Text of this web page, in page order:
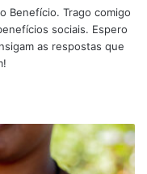
Benefício. Trago comigo
sociais. Espero
as respostas que